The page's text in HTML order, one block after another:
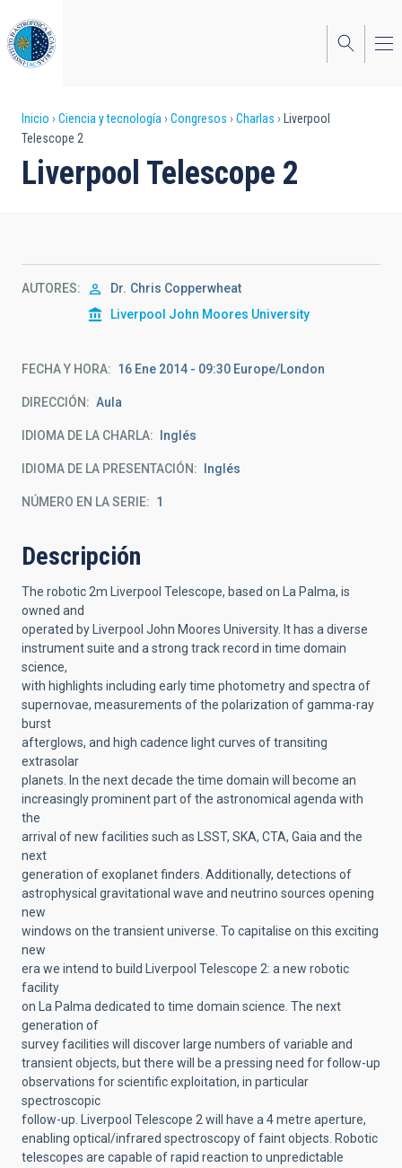
al
contenido
principal
Sobrescribir
enlaces
de
la
navegación
Inicio Ciencia y tecnología Congresos Charlas
Liverpool
Telescope 2
Liverpool Telescope 2
AUTORES Dr. Chris Copperwheat
Liverpool John Moores University
FECHA Y HORA 16 Ene 2014 - 09:30 Europe/London
DIRECCIÓN Aula
IDIOMA DE LA CHARLA Inglés
IDIOMA DE LA PRESENTACIÓN Inglés
NÚMERO EN LA SERIE 1
Descripción
The robotic 2m Liverpool Telescope, based on La Palma, is
owned and
operated by Liverpool John Moores University. It has a diverse
instrument suite and a strong track record in time domain
science,
with highlights including early time photometry and spectra of
supernovae, measurements of the polarization of gamma-ray
burst
afterglows, and high cadence light curves of transiting
extrasolar
planets. In the next decade the time domain will become an
increasingly prominent part of the astronomical agenda with
the
arrival of new facilities such as LSST, SKA, CTA, Gaia and the
next
generation of exoplanet finders. Additionally, detections of
astrophysical gravitational wave and neutrino sources opening
new
windows on the transient universe. To capitalise on this exciting
new
era we intend to build Liverpool Telescope 2: a new robotic
facility
on La Palma dedicated to time domain science. The next
generation of
survey facilities will discover large numbers of variable and
transient objects, but there will be a pressing need for follow-up
observations for scientific exploitation, in particular
spectroscopic
follow-up. Liverpool Telescope 2 will have a 4 metre aperture,
enabling optical/infrared spectroscopy of faint objects. Robotic
telescopes are capable of rapid reaction to unpredictable